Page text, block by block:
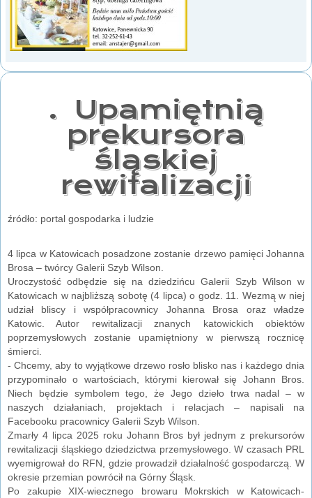
. Upamiętnią
prekursora
śląskiej
rewitalizacji
źródło: portal gospodarka i ludzie
4 lipca w Katowicach posadzone zostanie drzewo pamięci Johanna
Brosa – twórcy Galerii Szyb Wilson.
Uroczystość odbędzie się na dziedzińcu Galerii Szyb Wilson w
Katowicach w najbliższą sobotę (4 lipca) o godz. 11. Wezmą w niej
udział bliscy i współpracownicy Johanna Brosa oraz władze
Katowic. Autor rewitalizacji znanych katowickich obiektów
poprzemysłowych zostanie upamiętniony w pierwszą rocznicę
śmierci.
- Chcemy, aby to wyjątkowe drzewo rosło blisko nas i każdego dnia
przypominało o wartościach, którymi kierował się Johann Bros.
Niech będzie symbolem tego, że Jego dzieło trwa nadal – w
naszych działaniach, projektach i relacjach – napisali na
Facebooku pracownicy Galerii Szyb Wilson.
Zmarły 4 lipca 2025 roku Johann Bros był jednym z prekursorów
rewitalizacji śląskiego dziedzictwa przemysłowego. W czasach PRL
wyemigrował do RFN, gdzie prowadził działalność gospodarczą. W
okresie przemian powrócił na Górny Śląsk.
Po zakupie XIX-wiecznego browaru Mokrskich w Katowicach-